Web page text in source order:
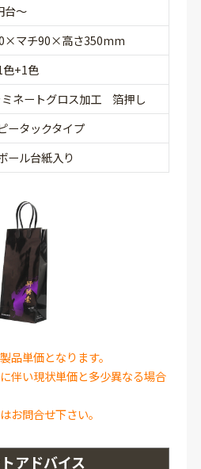
台〜
マチ90×高さ350mm
色+1色
ネートグロス加工 箔押し
ータックタイプ
ール台紙入り
品単価となります。
伴い現状単価と多少異なる場合
お問合せ下さい。
アドバイス